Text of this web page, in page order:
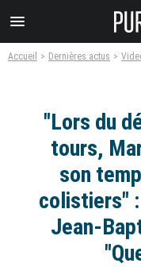
menu
Accueil Dernières actus
"Lors du
tours,
son
colistiers"
Jean-